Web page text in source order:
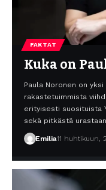
FAKTAT
Kuka on
Paula Noronen on
rakastetuimmista
erityisesti suosituista
sekä pitkästä
Emilia11 huhtikuun,